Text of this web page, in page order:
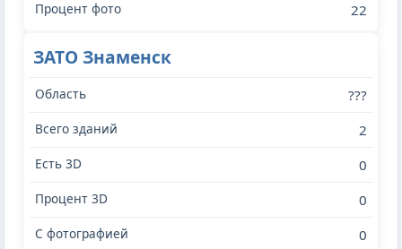
22
ЗАТО Знаменск
???
2
0
0
0